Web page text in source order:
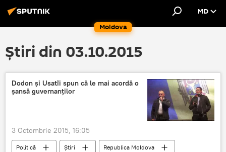
Moldova
MD
Știri din 03.10.2015
Dodon şi Usatîi spun că le mai acordă o
şansă guvernanţilor
3 Octombrie 2015, 16:05
Politică Știri
Republica Moldova